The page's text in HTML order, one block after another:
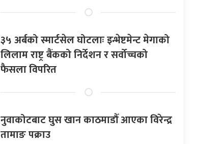
३५ अर्बको स्मार्टसेल घोटलाः इन्भेष्टमेन्ट मेगाको
लिलाम राष्ट्र बैंकको निर्देशन र सर्वोच्चको
फैसला विपरित
नुवाकोटबाट घुस खान काठमाडौँ आएका विरेन्द्र
तामाङ पक्राउ